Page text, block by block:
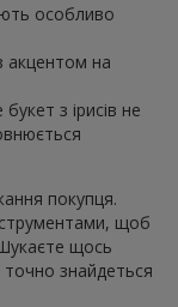
особливо
акцентом на
букет з ірисів не
покупця.
щоб
щось
знайдеться